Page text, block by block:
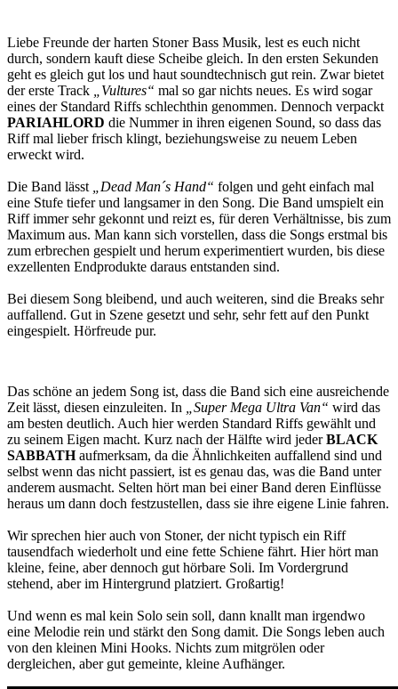
Liebe Freunde der harten Stoner Bass Musik, lest es euch nicht
durch, sondern kauft diese Scheibe gleich. In den ersten Sekunden
geht es gleich gut los und haut soundtechnisch gut rein. Zwar bietet
der erste Track
„Vultures“ mal so gar nichts neues. Es wird sogar
eines der Standard Riffs schlechthin genommen. Dennoch verpackt
PARIAHLORD die Nummer in ihren eigenen Sound, so dass das
Riff mal lieber frisch klingt, beziehungsweise zu neuem Leben
erweckt wird.
Die Band lässt „Dead Man´s Hand“ folgen und geht einfach mal
eine Stufe tiefer und langsamer in den Song. Die Band umspielt ein
Riff immer sehr gekonnt und reizt es, für deren Verhältnisse, bis zum
Maximum aus. Man kann sich vorstellen, dass die Songs erstmal bis
zum erbrechen gespielt und herum experimentiert wurden, bis diese
exzellenten Endprodukte daraus entstanden sind.
Bei diesem Song bleibend, und auch weiteren, sind die Breaks sehr
auffallend. Gut in Szene gesetzt und sehr, sehr fett auf den Punkt
eingespielt. Hörfreude pur.
Das schöne an jedem Song ist, dass die Band sich eine ausreichende
Zeit lässt, diesen einzuleiten. In
„Super Mega Ultra Van“ wird das
am besten deutlich. Auch hier werden Standard Riffs gewählt und
zu seinem Eigen macht. Kurz nach der Hälfte wird jederBLACK
SABBATHaufmerksam, da die Ähnlichkeiten auffallend sind und
selbst wenn das nicht passiert, ist es genau das, was die Band unter
anderem ausmacht. Selten hört man bei einer Band deren Einflüsse
heraus um dann doch festzustellen, dass sie ihre eigene Linie fahren.
Wir sprechen hier auch von Stoner, der nicht typisch ein Riff
tausendfach wiederholt und eine fette Schiene fährt. Hier hört man
kleine, feine, aber dennoch gut hörbare Soli. Im Vordergrund
stehend, aber im Hintergrund platziert. Großartig!
Und wenn es mal kein Solo sein soll, dann knallt man irgendwo
eine Melodie rein und stärkt den Song damit. Die Songs leben auch
von den kleinen Mini Hooks. Nichts zum mitgrölen oder
dergleichen, aber gut gemeinte, kleine Aufhänger.